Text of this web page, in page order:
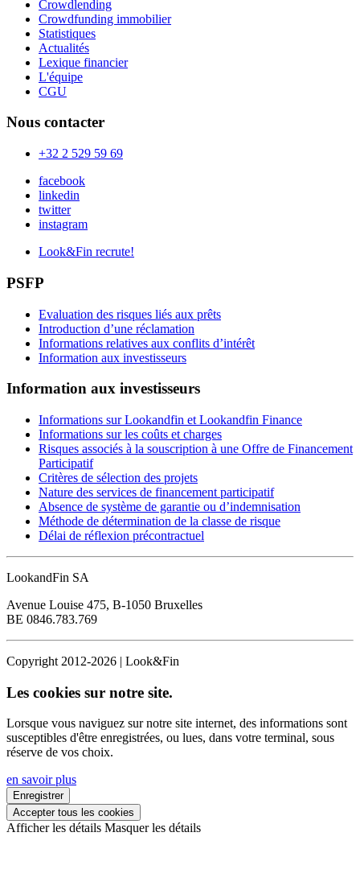
Crowdlending
Crowdfunding immobilier
Statistiques
Actualités
Lexique financier
L'équipe
CGU
Nous contacter
+32 2 529 59 69
facebook
linkedin
twitter
instagram
Look&Fin recrute!
PSFP
Evaluation des risques liés aux prêts
Introduction d’une réclamation
Informations relatives aux conflits d’intérêt
Information aux investisseurs
Information aux investisseurs
Informations sur Lookandfin et Lookandfin Finance
Informations sur les coûts et charges
Risques associés à la souscription à une Offre de Financement
Participatif
Critères de sélection des projets
Nature des services de financement participatif
Absence de système de garantie ou d’indemnisation
Méthode de détermination de la classe de risque
Délai de réflexion précontractuel
LookandFin SA
Avenue Louise 475, B-1050 Bruxelles
BE 0846.783.769
Copyright 2012-2026 | Look&Fin
Les cookies sur notre site.
Lorsque vous naviguez sur notre site internet, des informations sont
susceptibles d'être enregistrées, ou lues, dans votre terminal, sous
réserve de vos choix.
en savoir plus
Enregistrer
Accepter tous les cookies
Afficher les détails Masquer les détails